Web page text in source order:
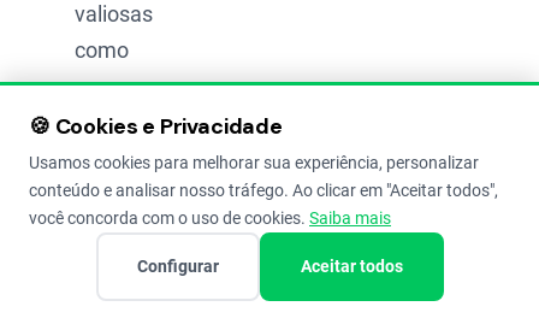
valiosas
como
o
pacu
e a
piraputanga.
mais: a
🍪 Cookies e Privacidade
Usamos cookies para melhorar sua experiência, personalizar
conteúdo e analisar nosso tráfego. Ao clicar em "Aceitar todos",
você concorda com o uso de cookies. Saiba mais
Configurar Aceitar todos